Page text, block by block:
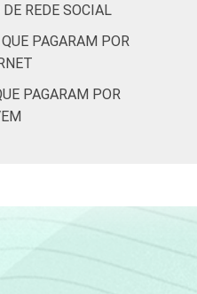
e
de
2023.
REDE SOCIAL
PAGARAM POR
PAGARAM POR